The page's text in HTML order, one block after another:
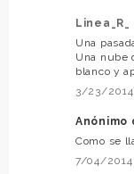
Linea_R_
Una
Una nube
blanco y
3/23/2014
Anónimo
Como se
7/04/2014